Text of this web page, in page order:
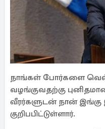
நாங்கள் போர்களை
வழங்குவதற்கு
வீரர்களுடன் நான் இங்கு
குறிபபிட்டுள்ளார்.